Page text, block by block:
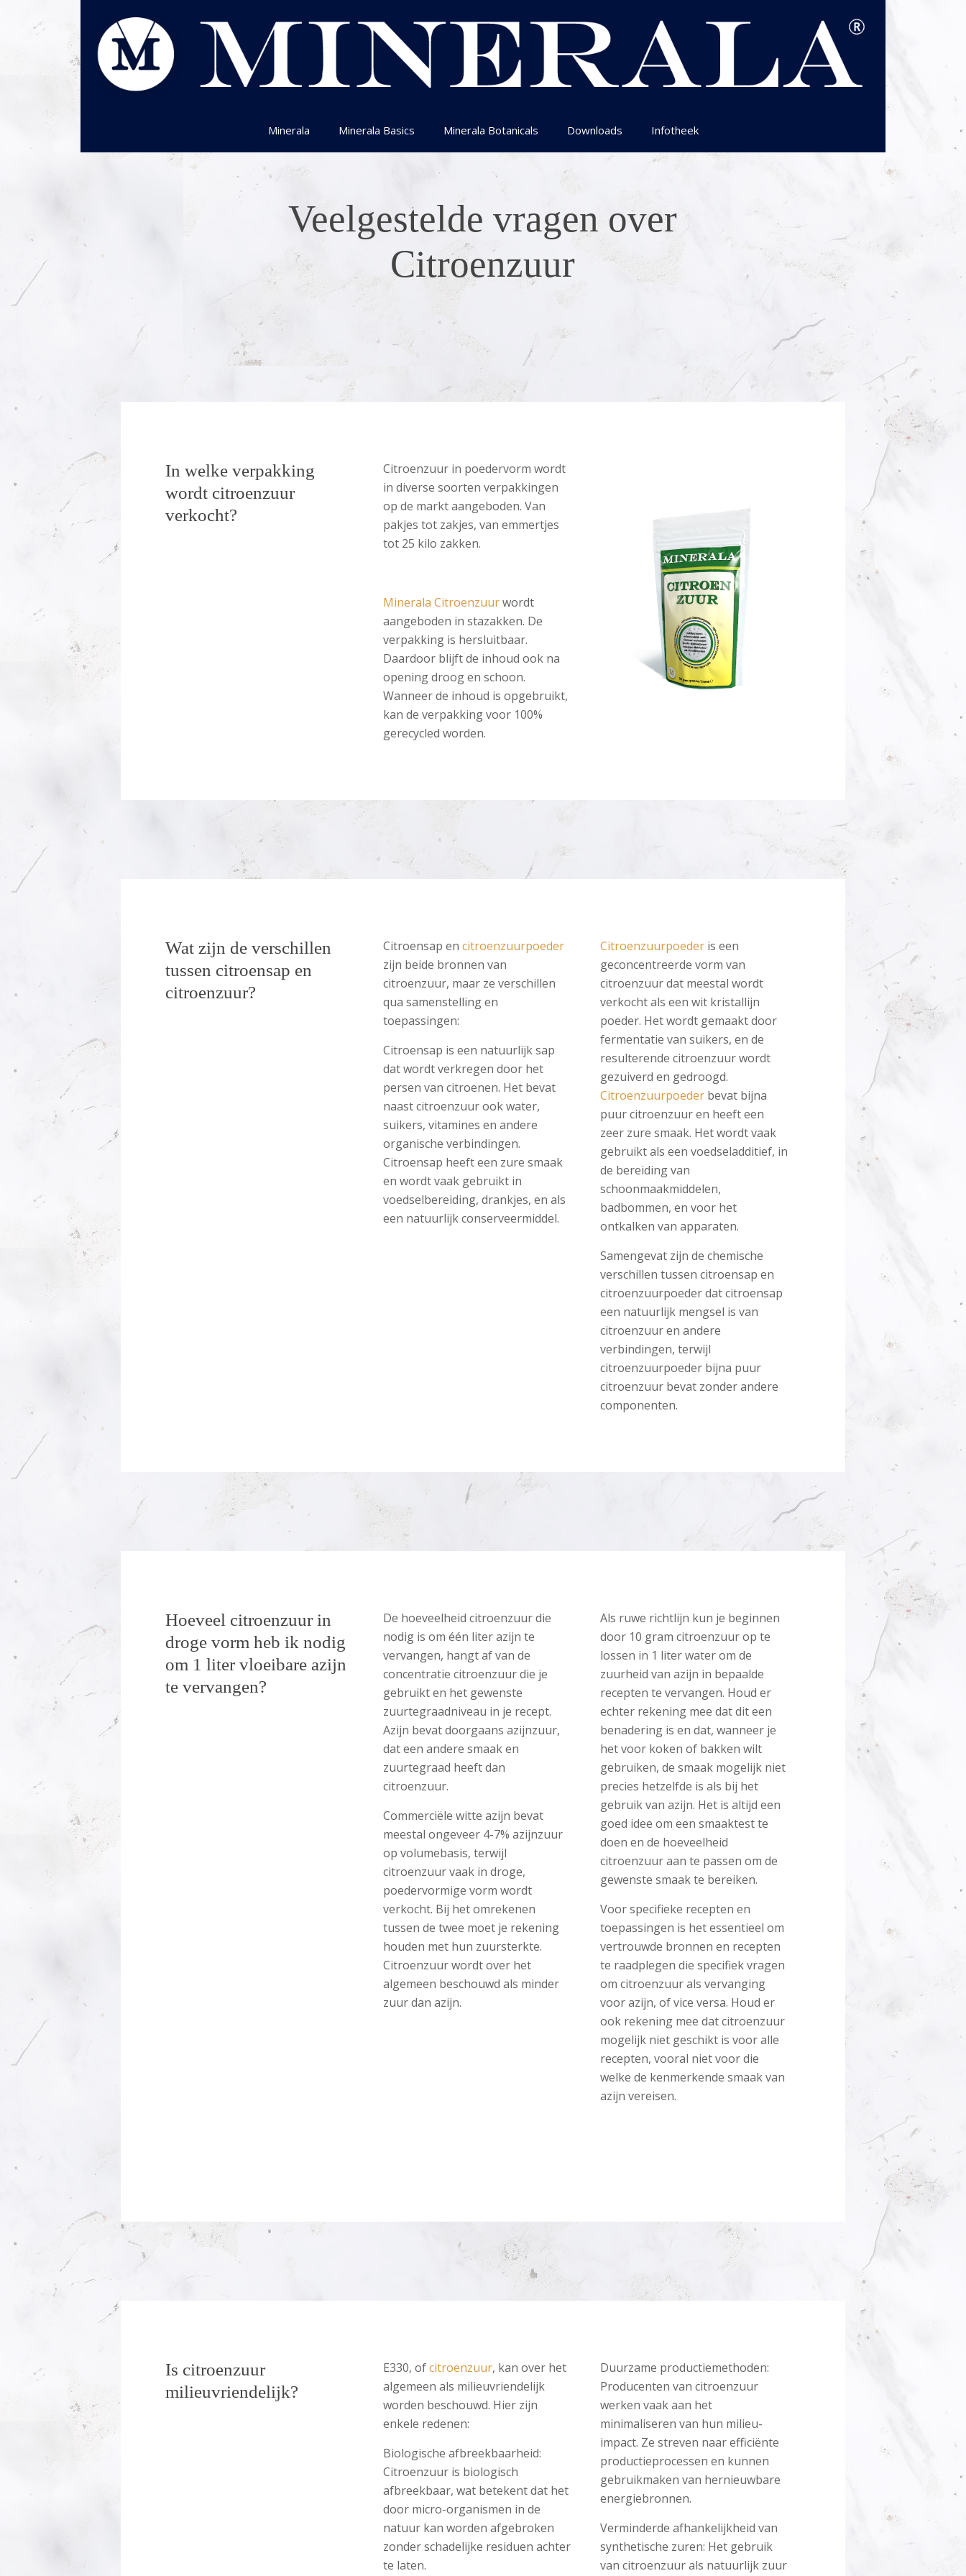
Minerala Minerala Basics Minerala Botanicals Downloads Infotheek
Veelgestelde vragen over
Citroenzuur
In welke verpakking
wordt citroenzuur
verkocht?
Citroenzuur in poedervorm wordt
in diverse soorten verpakkingen
op de markt aangeboden. Van
pakjes tot zakjes, van emmertjes
tot 25 kilo zakken.
Minerala Citroenzuurwordt
aangeboden in stazakken. De
verpakking is hersluitbaar.
Daardoor blijft de inhoud ook na
opening droog en schoon.
Wanneer de inhoud is opgebruikt,
kan de verpakking voor 100%
gerecycled worden.
Wat zijn de verschillen
tussen citroensap en
citroenzuur?
Citroensap en citroenzuurpoeder
zijn beide bronnen van
citroenzuur, maar ze verschillen
qua samenstelling en
toepassingen:
Citroensap is een natuurlijk sap
dat wordt verkregen door het
persen van citroenen. Het bevat
naast citroenzuur ook water,
suikers, vitamines en andere
organische verbindingen.
Citroensap heeft een zure smaak
en wordt vaak gebruikt in
voedselbereiding, drankjes, en als
een natuurlijk conserveermiddel.
Citroenzuurpoeder is een
geconcentreerde vorm van
citroenzuur dat meestal wordt
verkocht als een wit kristallijn
poeder. Het wordt gemaakt door
fermentatie van suikers, en de
resulterende citroenzuur wordt
gezuiverd en gedroogd.
Citroenzuurpoeder bevat bijna
puur citroenzuur en heeft een
zeer zure smaak. Het wordt vaak
gebruikt als een voedseladditief, in
de bereiding van
schoonmaakmiddelen,
badbommen, en voor het
ontkalken van apparaten.
Samengevat zijn de chemische
verschillen tussen citroensap en
citroenzuurpoeder dat citroensap
een natuurlijk mengsel is van
citroenzuur en andere
verbindingen, terwijl
citroenzuurpoeder bijna puur
citroenzuur bevat zonder andere
componenten.
Hoeveel citroenzuur in
droge vorm heb ik nodig
om 1 liter vloeibare azijn
te vervangen?
De hoeveelheid citroenzuur die
nodig is om één liter azijn te
vervangen, hangt af van de
concentratie citroenzuur die je
gebruikt en het gewenste
zuurtegraadniveau in je recept.
Azijn bevat doorgaans azijnzuur,
dat een andere smaak en
zuurtegraad heeft dan
citroenzuur.
Commerciële witte azijn bevat
meestal ongeveer 4-7% azijnzuur
op volumebasis, terwijl
citroenzuur vaak in droge,
poedervormige vorm wordt
verkocht. Bij het omrekenen
tussen de twee moet je rekening
houden met hun zuursterkte.
Citroenzuur wordt over het
algemeen beschouwd als minder
zuur dan azijn.
Als ruwe richtlijn kun je beginnen
door 10 gram citroenzuur op te
lossen in 1 liter water om de
zuurheid van azijn in bepaalde
recepten te vervangen. Houd er
echter rekening mee dat dit een
benadering is en dat, wanneer je
het voor koken of bakken wilt
gebruiken, de smaak mogelijk niet
precies hetzelfde is als bij het
gebruik van azijn. Het is altijd een
goed idee om een smaaktest te
doen en de hoeveelheid
citroenzuur aan te passen om de
gewenste smaak te bereiken.
Voor specifieke recepten en
toepassingen is het essentieel om
vertrouwde bronnen en recepten
te raadplegen die specifiek vragen
om citroenzuur als vervanging
voor azijn, of vice versa. Houd er
ook rekening mee dat citroenzuur
mogelijk niet geschikt is voor alle
recepten, vooral niet voor die
welke de kenmerkende smaak van
azijn vereisen.
Is citroenzuur
milieuvriendelijk?
E330, ofcitroenzuur, kan over het
algemeen als milieuvriendelijk
worden beschouwd. Hier zijn
enkele redenen:
Biologische afbreekbaarheid:
Citroenzuur is biologisch
afbreekbaar, wat betekent dat het
door micro-organismen in de
natuur kan worden afgebroken
zonder schadelijke residuen achter
te laten.
Duurzame productiemethoden:
Producenten van citroenzuur
werken vaak aan het
minimaliseren van hun milieu-
impact. Ze streven naar efficiënte
productieprocessen en kunnen
gebruikmaken van hernieuwbare
energiebronnen.
Verminderde afhankelijkheid van
synthetische zuren: Het gebruik
van citroenzuur als natuurlijk zuur